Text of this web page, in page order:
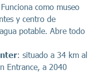
como museo
y centro de
potable. Abre todo
: situado a 34 km al
Entrance, a 2040